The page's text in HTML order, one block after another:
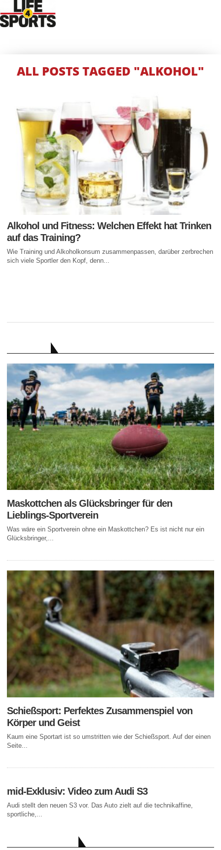
ALL POSTS TAGGED "ALKOHOL"
Alkohol und Fitness: Welchen Effekt hat Trinken
auf das Training?
Wie Training und Alkoholkonsum zusammenpassen, darüber zerbrechen
sich viele Sportler den Kopf, denn...
Maskottchen als Glücksbringer für den
Lieblings-Sportverein
Was wäre ein Sportverein ohne ein Maskottchen? Es ist nicht nur ein
Glücksbringer,...
Schießsport: Perfektes Zusammenspiel von
Körper und Geist
Kaum eine Sportart ist so umstritten wie der Schießsport. Auf der einen
Seite...
mid-Exklusiv: Video zum Audi S3
Audi stellt den neuen S3 vor. Das Auto zielt auf die technikaffine,
sportliche,...